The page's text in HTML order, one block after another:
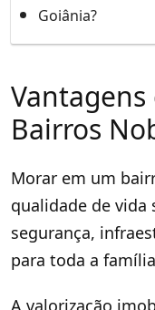
Goiânia?
Bairros
Morar em um
qualidade de vida
segurança,
para toda a